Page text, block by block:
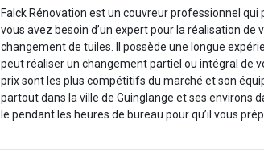
Falck Rénovation est un couvreur professionnel qui
vous avez besoin d’un expert pour la réalisation de
changement de tuiles. Il possède une longue
peut réaliser un changement partiel ou intégral de
prix sont les plus compétitifs du marché et son
partout dans la ville de Guinglange et ses environs
le pendant les heures de bureau pour qu’il vous